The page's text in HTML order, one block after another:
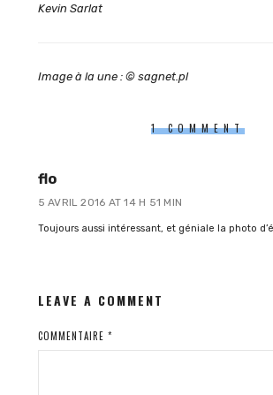
Kevin Sarlat
Image à la une : © sagnet.pl
1 COMMENT
flo
5 AVRIL 2016 AT 14 H 51 MIN
Toujours aussi intéressant, et géniale la photo
LEAVE A COMMENT
COMMENTAIRE *